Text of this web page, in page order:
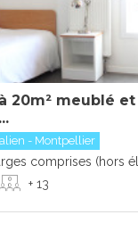
20m² meublé
- Montpellier
comprises (hors
+ 13